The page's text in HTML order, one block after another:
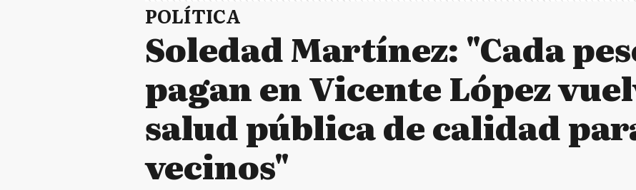
POLÍTICA
Soledad Martínez: "Cada
pagan en Vicente López
salud pública de calidad
vecinos"